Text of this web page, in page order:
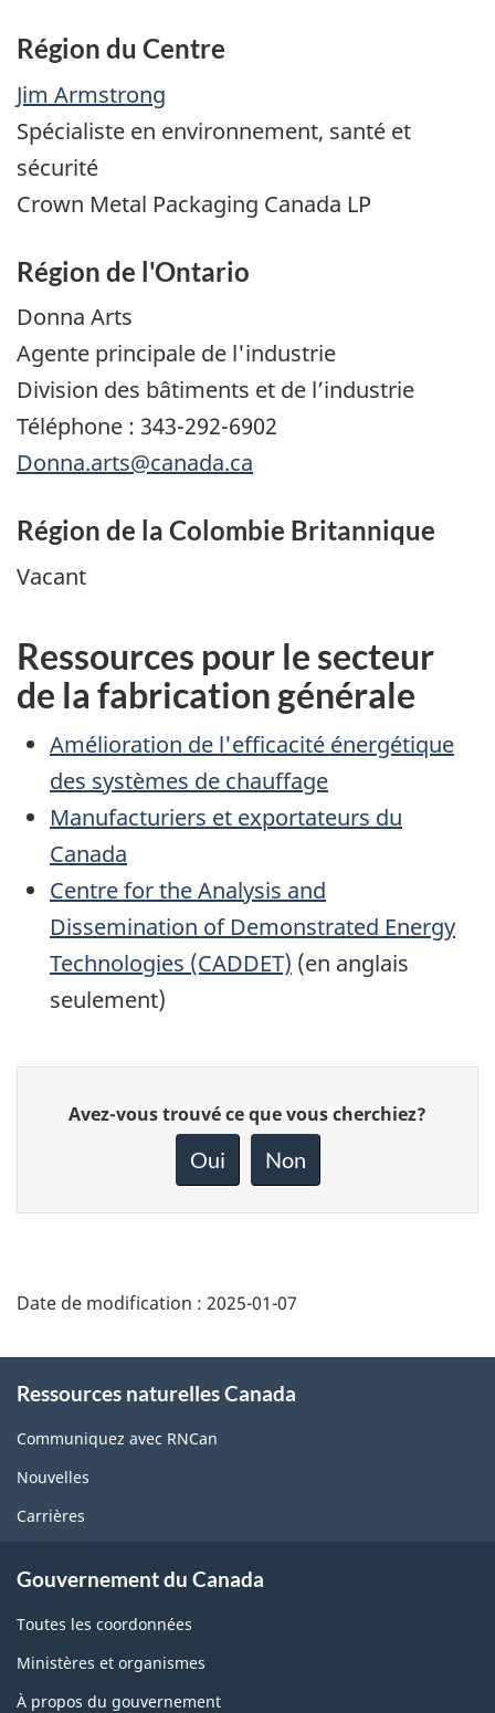
Région du Centre
Jim Armstrong
Spécialiste en environnement, santé et
sécurité
Crown Metal Packaging Canada LP
Région de l'Ontario
Donna Arts
Agente principale de l'industrie
Division des bâtiments et de l’industrie
Téléphone : 343-292-6902
Donna.arts@canada.ca
Région de la Colombie Britannique
Vacant
Ressources pour le secteur
de la fabrication générale
Amélioration de l'efficacité énergétique
des systèmes de chauffage
Manufacturiers et exportateurs du
Canada
Centre for the Analysis and
Dissemination of Demonstrated Energy
Technologies (CADDET) (en anglais
seulement)
Donnez
votre
page
Avez-vous trouvé ce que vous cherchiez?
Oui Non
Date de modification : 2025-01-07
this
site
Ressources naturelles Canada
Communiquez avec RNCan
Nouvelles
Carrières
Gouvernement du Canada
Toutes les coordonnées
Ministères et organismes
À propos du gouvernement